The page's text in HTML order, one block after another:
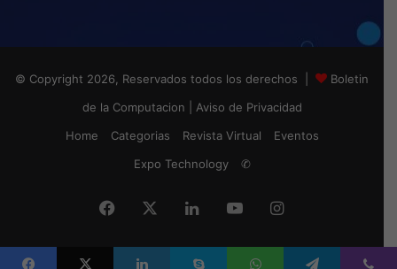
© Copyright 2026, Reservados todos los derechos |
Boletin
de la Computacion
Aviso de Privacidad
Home
Categorias Revista Virtual
Eventos
Expo Technology
✆
Facebook LinkedInYouTubeInstagram